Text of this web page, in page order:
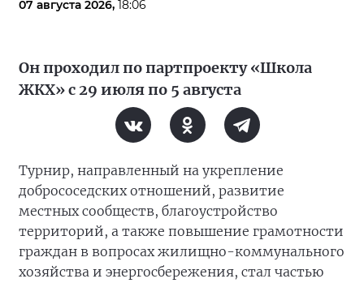
07 августа 2026, 18:06
Он проходил по партпроекту «Школа
ЖКХ» с 29 июля по 5 августа
Турнир, направленный на укрепление
добрососедских отношений, развитие
местных сообществ, благоустройство
территорий, а также повышение грамотности
граждан в вопросах жилищно-коммунального
хозяйства и энергосбережения, стал частью